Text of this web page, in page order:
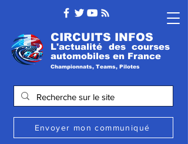
CIRCUITS INFOS
L'actualité des courses
automobiles en France
Championnats, Teams, Pilotes
Envoyer mon communiqué